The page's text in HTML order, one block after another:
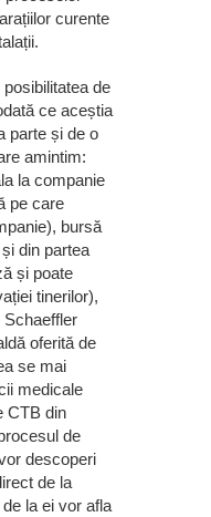
curente
de
ce aceștia
parte și de o
amintim:
la companie
pe care
bursă
din partea
și poate
tinerilor),
oferită de
se mai
medicale
CTB din
de
descoperi
de la
la ei vor afla